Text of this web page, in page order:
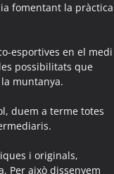
fomentant la pràctica
esportives en el medi
possibilitats que
muntanya.
duem a terme totes
i originals,
Per això dissenyem